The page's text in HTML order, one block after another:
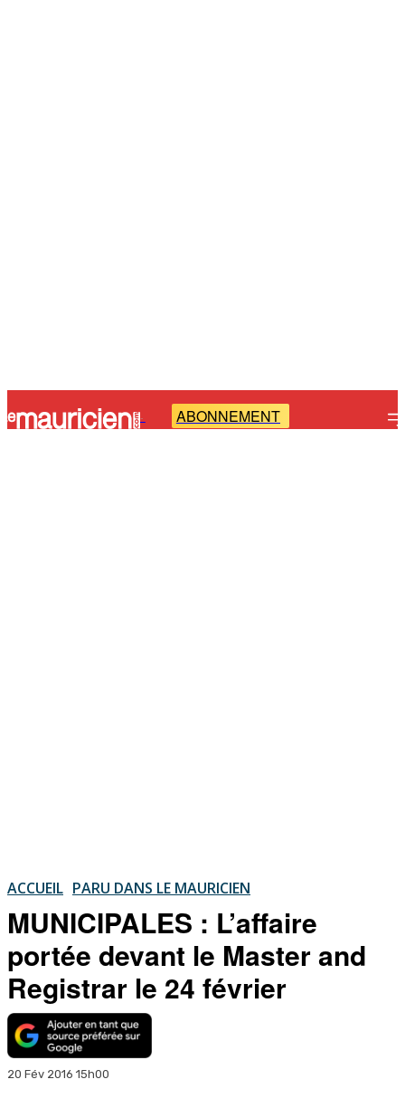
- ABONNEMENT
ACCUEIL PARU DANS LE MAURICIEN
MUNICIPALES : L’affaire
portée devant le Master and
Registrar le 24 février
20 Fév 2016 15h00